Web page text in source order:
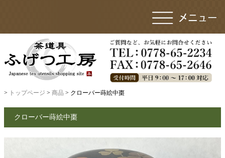
> トップページ > 商品 > クローバー蒔絵中棗
クローバー蒔絵中棗